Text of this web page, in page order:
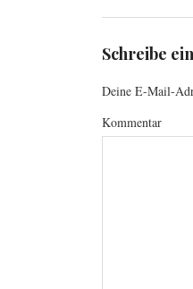
Schreibe
Deine E-Mail-
Kommentar